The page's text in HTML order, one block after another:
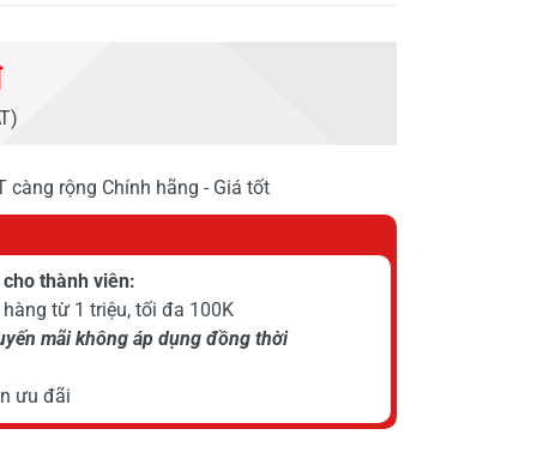
càng rộng Chính hãng - Giá tốt
thành viên:
từ 1 triệu, tối đa 100K
mãi không áp dụng đồng thời
ưu đãi